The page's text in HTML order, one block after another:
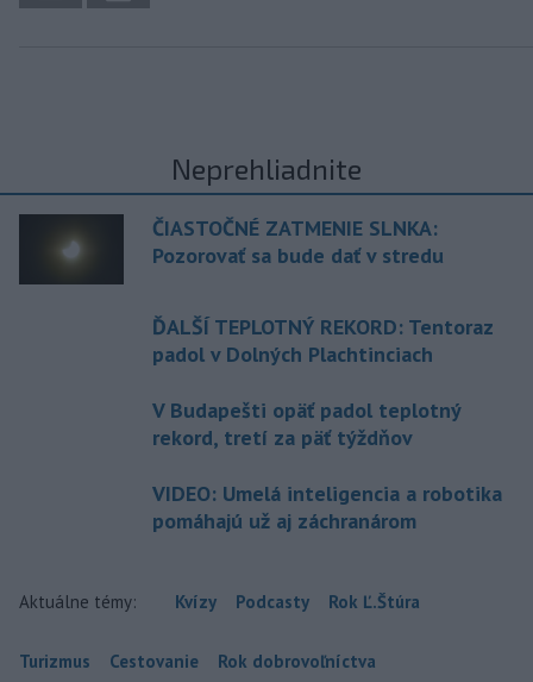
Neprehliadnite
ČIASTOČNÉ ZATMENIE SLNKA:
Pozorovať sa bude dať v stredu
ĎALŠÍ TEPLOTNÝ REKORD: Tentoraz
padol v Dolných Plachtinciach
V Budapešti opäť padol teplotný
rekord, tretí za päť týždňov
VIDEO: Umelá inteligencia a robotika
pomáhajú už aj záchranárom
Aktuálne témy: Kvízy Podcasty Rok Ľ.Štúra
Turizmus Cestovanie Rok dobrovoľníctva